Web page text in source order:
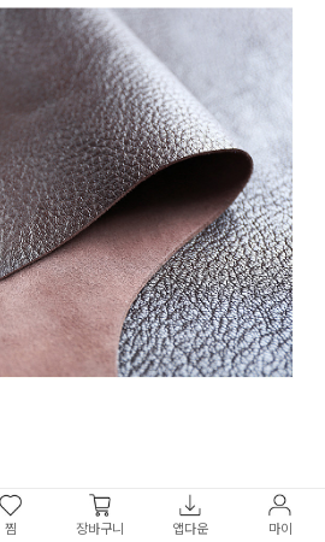
찜 장바구니 앱다운 마이